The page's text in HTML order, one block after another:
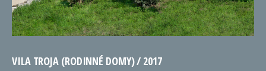
VILA TROJA (RODINNÉ DOMY) / 2017